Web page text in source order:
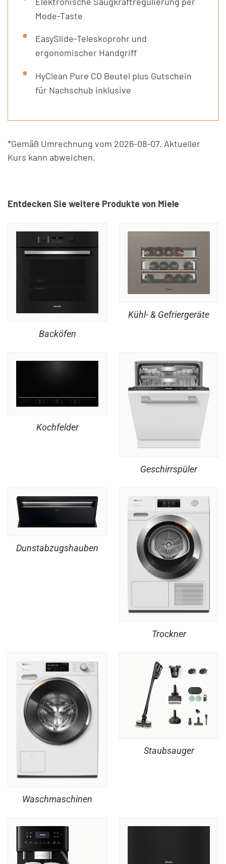
Mode-Taste
EasySlide-Teleskoprohr und
ergonomischer Handgriff
HyClean Pure CO Beutel plus Gutschein
für Nachschub inklusive
*Gemäß Umrechnung vom 2026-08-07. Aktueller
Kurs kann abweichen.
Entdecken Sie weitere Produkte von Miele
Backöfen
Kühl- & Gefriergeräte
Kochfelder
Geschirrspüler
Dunstabzugshauben
Trockner
Waschmaschinen
Staubsauger